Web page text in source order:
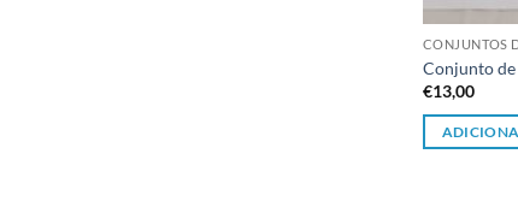
CONJUNTOS
Conjunto de
€13,00